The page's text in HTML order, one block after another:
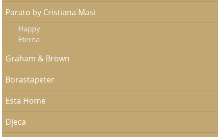
Parato by Cristiana Masi
Happy
Eterna
Graham & Brown
Borastapeter
Esta Home
Djeca